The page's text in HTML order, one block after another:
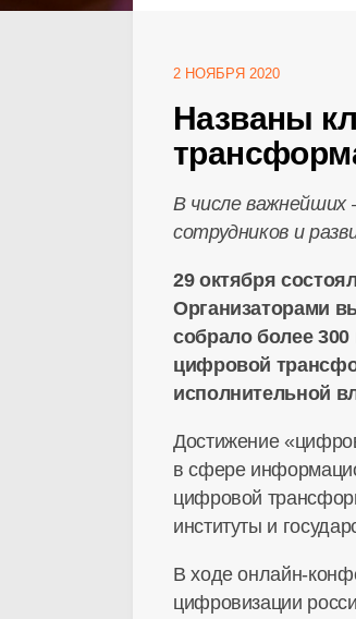
2 НОЯБРЯ 2020
Названы
В числе
сотрудников и
29 октября
Организаторами
собрало более
цифровой
исполнительной
Достижение
в сфере
цифровой
институты и
В ходеонлайн-
цифровизации